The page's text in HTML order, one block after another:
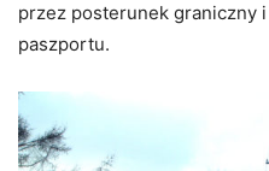
przez posterunek graniczny
paszportu.